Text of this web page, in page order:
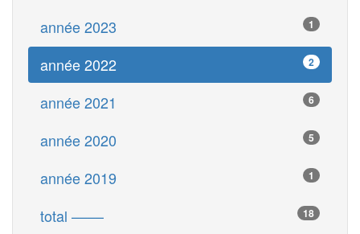
1
année 2023
2
année 2022
6
année 2021
5
année 2020
1
année 2019
18
total ––––